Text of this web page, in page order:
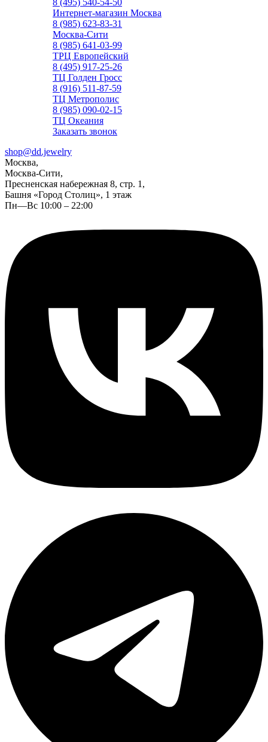
8 (495) 540-54-50
Интернет-магазин Москва
8 (985) 623-83-31
Москва-Сити
8 (985) 641-03-99
ТРЦ Европейский
8 (495) 917-25-26
ТЦ Голден Гросс
8 (916) 511-87-59
ТЦ Метрополис
8 (985) 090-02-15
ТЦ Океания
Заказать звонок
shop@dd.jewelry
Москва,
Москва-Сити,
Пресненская набережная 8, стр. 1,
Башня «Город Столиц», 1 этаж
Пн—Вс 10:00 – 22:00